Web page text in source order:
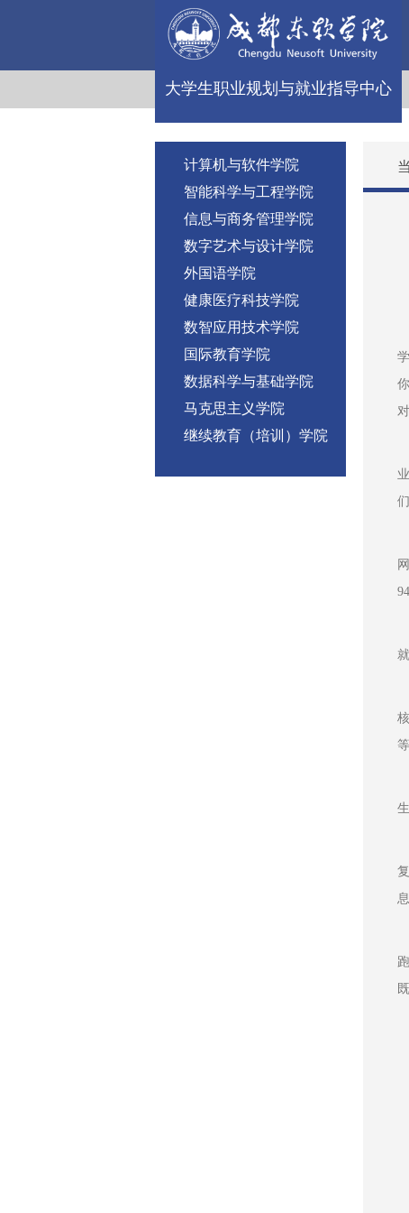
大学生职业规划与就业指导中心
计算机与软件学院
智能科学与工程学院
信息与商务管理学院
数字艺术与设计学院
外国语学院
健康医疗科技学院
数智应用技术学院
国际教育学院
数据科学与基础学院
马克思主义学院
继续教育（培训）学院
息